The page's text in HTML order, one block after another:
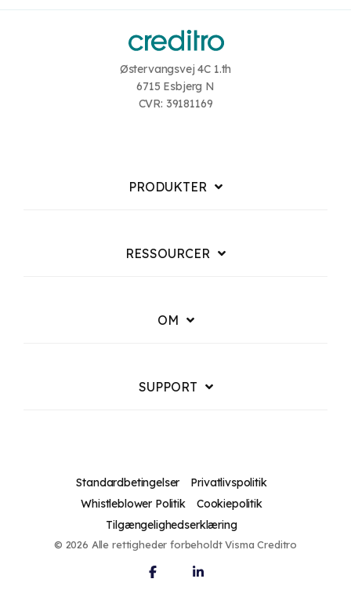
Østervangsvej 4C 1.th
6715 Esbjerg N
CVR: 39181169
PRODUKTER
RESSOURCER
OM
SUPPORT
Standardbetingelser
Privatlivspolitik
Whistleblower Politik
Cookiepolitik
Tilgængelighedserklæring
© 2026 Alle rettigheder forbeholdt Visma Creditro